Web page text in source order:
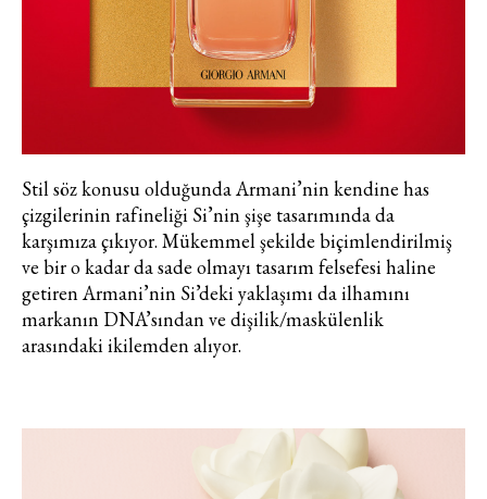
haberdar olmak için haftalık e-
bültenimize kaydolun.
Turkuvaz Haberleşme ve Yayıncılık
A.Ş. tarafından
https://vogue.com.tr/ internet sitesi
üzerinden sunulan ürün ve
elektronik ileti gönderiminin e-posta
yoluyla tarafıma yapılmasına onay
Stil söz konusu olduğunda Armani’nin kendine has
çizgilerinin rafineliği Si’nin şişe tasarımında da
karşımıza çıkıyor. Mükemmel şekilde biçimlendirilmiş
ve bir o kadar da sade olmayı tasarım felsefesi haline
getiren Armani’nin Si’deki yaklaşımı da ilhamını
markanın DNA’sından ve dişilik/maskülenlik
arasındaki ikilemden alıyor.